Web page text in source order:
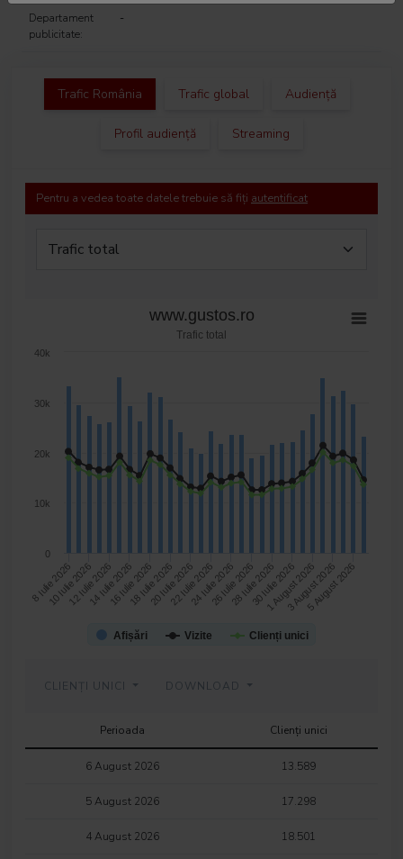
Departament
publicitate:
-
Trafic România Trafic global Audiență
Profil audiență Streaming
Pentru a vedea toate datele trebuie să fiți autentificat
www.gustos.ro
Trafic total
Afișări Vizite Clienți unici
8 Iulie 2026
10 Iulie 2026
12 Iulie 2026
14 Iulie 2026
16 Iulie 2026
18 Iulie 2026
20 Iulie 2026
22 Iulie 2026
24 Iulie 2026
26 Iulie 2026
28 Iulie 2026
30 Iulie 2026
1 August 2026
3 August 2026
5 August 2026
0
10k
20k
30k
40k
CLIENȚI UNICI DOWNLOAD
Perioada Clienți unici
6 August 2026 13.589
5 August 2026 17.298
4 August 2026 18.501